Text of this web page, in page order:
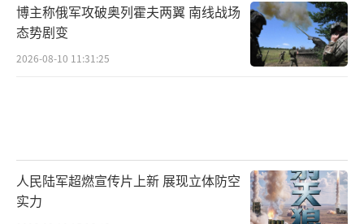
博主称俄军攻破奥列霍夫两翼 南线战场
态势剧变
2026-08-10 11:31:25
人民陆军超燃宣传片上新 展现立体防空
实力